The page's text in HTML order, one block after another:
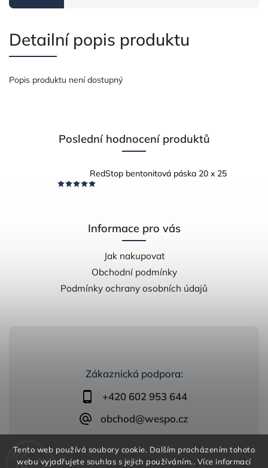
Tento web používá soubory cookie. Dalším procházením tohoto
webu vyjadřujete souhlas s jejich používáním.. Více informací
Detailní popis produktu
Popis produktu není dostupný
Zákaznická podpora:
+420 602 953 644
obchod@wespo.cz
Poslední hodnocení produktů
RedStop bentonitová páska 20 x 25
Informace pro vás
Jak nakupovat
Obchodní podmínky
Podmínky ochrany osobních údajů